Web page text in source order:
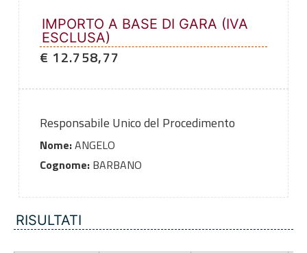
IMPORTO A BASE DI GARA (IVA
ESCLUSA)
€ 12.758,77
Responsabile Unico del Procedimento
Nome:ANGELO
Cognome:BARBANO
RISULTATI